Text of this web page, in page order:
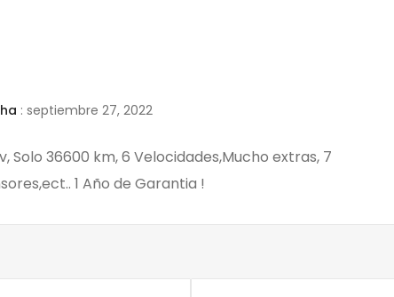
: septiembre 27, 2022
Solo 36600 km, 6 Velocidades,Mucho extras, 7
1 Año de Garantia !